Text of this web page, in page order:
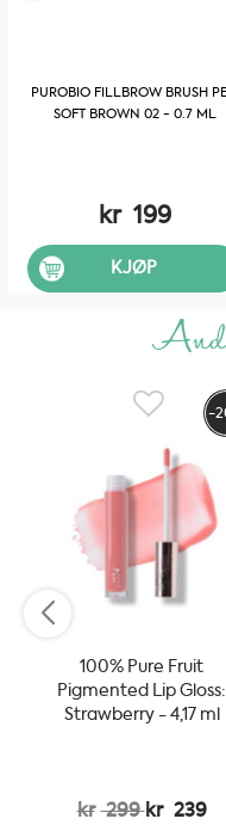
PUROBIO FILLBROW BRUSH
SOFT BROWN 02 - 0.7 ML
kr 199
KJØP
-
100% Pure Fruit
Pigmented Lip Gloss:
Strawberry - 4,17 ml
kr 299kr 239